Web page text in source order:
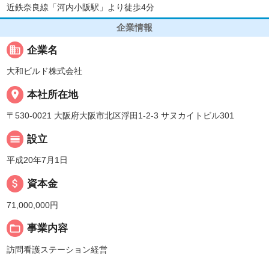
近鉄奈良線「河内小阪駅」より徒歩4分
企業情報
business 企業名
大和ビルド株式会社
place 本社所在地
〒530-0021 大阪府大阪市北区浮田1-2-3 サヌカイトビル301
calendar_view_day 設立
平成20年7月1日
attach_money 資本金
71,000,000円
folder_open 事業内容
訪問看護ステーション経営